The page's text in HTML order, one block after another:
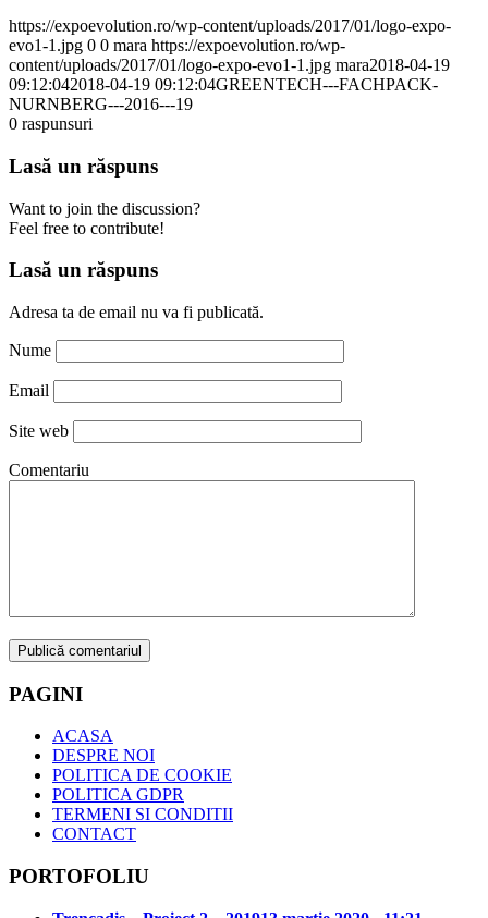
https://expoevolution.ro/wp-content/uploads/2017/01/logo-expo-
evo1-1.jpg 0 0 mara https://expoevolution.ro/wp-
content/uploads/2017/01/logo-expo-evo1-1.jpg mara2018-04-19
09:12:042018-04-19 09:12:04GREENTECH---FACHPACK-
NURNBERG---2016---19
0 raspunsuri
Lasă un răspuns
Want to join the discussion?
Feel free to contribute!
Lasă un răspuns
Adresa ta de email nu va fi publicată.
Nume
Email
Site web
Comentariu
PAGINI
ACASA
DESPRE NOI
POLITICA DE COOKIE
POLITICA GDPR
TERMENI SI CONDITII
CONTACT
PORTOFOLIU